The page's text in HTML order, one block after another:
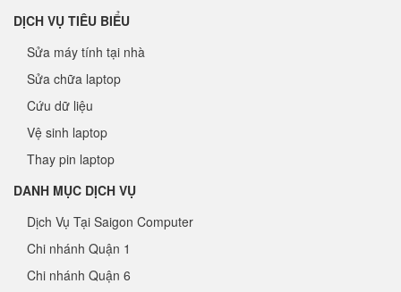
DỊCH VỤ TIÊU BIỂU
Sửa máy tính tại nhà
Sửa chữa laptop
Cứu dữ liệu
Vệ sinh laptop
Thay pin laptop
DANH MỤC DỊCH VỤ
Dịch Vụ Tại Saigon Computer
Chi nhánh Quận 1
Chi nhánh Quận 6